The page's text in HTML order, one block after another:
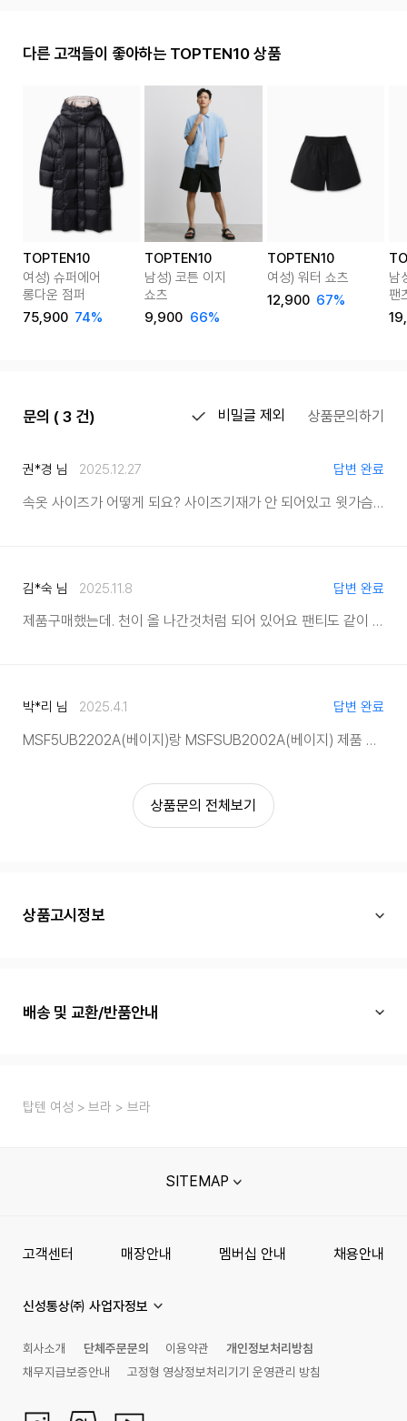
다른 고객들이 좋아하는 TOPTEN10 상품
TOPTEN10
여성) 슈퍼에어
롱다운 점퍼
75,900 74%
TOPTEN10
남성) 코튼 이지
쇼츠
9,900 66%
TOPTEN10
여성) 워터 쇼츠
12,900 67%
남
팬
문의 ( 3 건) 비밀글 제외 상품문의하기
권*경 님 2025.12.27 답변 완료
속옷 사이즈가 어떻게 되요? 사이즈기재가 안 되어있고 윗가슴 밑가슴 측정해서 찾으라는건 귀찮아요
김*숙 님 2025.11.8 답변 완료
제품구매했는데. 천이 올 나간것처럼 되어 있어요 팬티도 같이 구매했는데. 브라 3개 팬티 8개 전부 그래요 불량인가요?
박*리 님 2025.4.1 답변 완료
MSF5UB2202A(베이지)랑 MSFSUB2002A(베이지) 제품 차이가 있나요?
상품문의 전체보기
상품고시정보
배송 및 교환/반품안내
탑텐 여성 브라 브라
SITEMAP
고객센터 매장안내 멤버십 안내 채용안내
신성통상㈜ 사업자정보
회사소개 단체주문문의 이용약관
개인정보처리방침
채무지급보증안내
고정형 영상정보처리기기 운영관리 방침